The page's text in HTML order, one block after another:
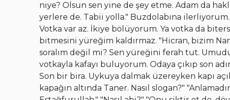
niye? Olsun sen yine de şey etme. Adam da
yerlere de. Tabii yolla." Buzdolabına
Votka var az. İkiye bölüyorum. Ya votka da
bitmesini yüreğim kaldırmaz. "Hicran, bizim
soralım değil mi? Sen yüreğini ferah tut.
votkayla kafayı buluyorum. Odaya çıkıp son
Son bir bira. Uykuya dalmak üzereyken kapı
kapağın altında Taner. Nasıl slogan?"